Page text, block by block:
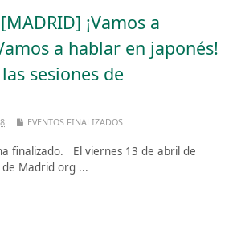
¡Vamos a
a hablar en japonés!
sesiones de
EVENTOS FINALIZADOS
finalizado. El viernes 13 de abril de
de Madrid org ...